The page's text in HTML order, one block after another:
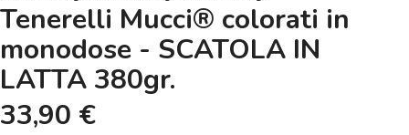
Tenerelli Mucci® colorati in
monodose - SCATOLA IN
LATTA 380gr.
33,90 €